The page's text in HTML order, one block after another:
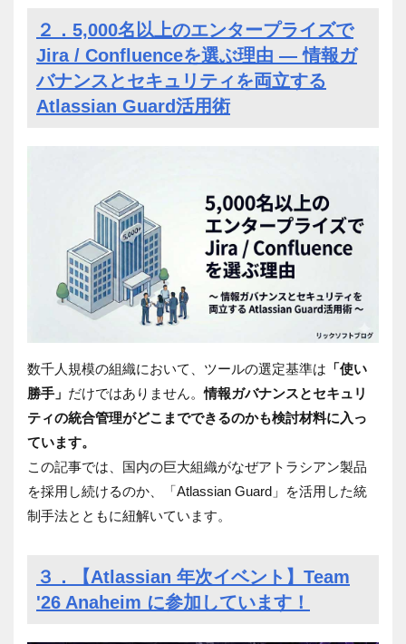
２．5,000名以上のエンタープライズで
Jira / Confluenceを選ぶ理由 ― 情報ガ
バナンスとセキュリティを両立する
Atlassian Guard活用術
数千人規模の組織において、ツールの選定基準は 「使い
勝手」 だけではありません。情報ガバナンスとセキュリ
ティの統合管理がどこまでできるのかも検討材料に入っ
ています。
この記事では、国内の巨大組織がなぜアトラシアン製品
を採用し続けるのか、「Atlassian Guard 」を活用した統
制手法とともに紐解いています。
３．【Atlassian 年次イベント】Team
'26 Anaheim に参加しています！